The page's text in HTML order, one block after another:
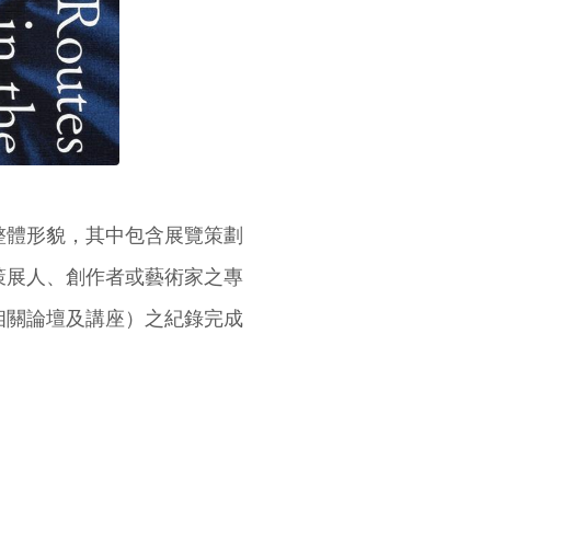
形貌，其中包含展覽策劃
人、創作者或藝術家之專
論壇及講座）之紀錄完成